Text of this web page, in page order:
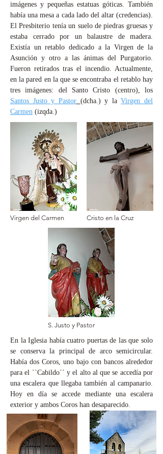
imágenes y pequeñas estatuas góticas. También
había una mesa a cada lado del altar (credencias).
El Presbiterio tenía un suelo de piedras gruesas y
estaba cerrado por un balaustre de madera.
Existía un retablo dedicado a la Virgen de la
Asunción y otro a las ánimas del Purgatorio.
Fueron retirados tras el incendio. Actualmente,
en la pared en la que se encontraba el retablo hay
tres imágenes: del Santo Cristo (centro), los
Santos Justo y Pastor (dcha.) y laVirgen del
Carmen (izqda.)
Virgen del Carmen Cristo en la Cruz
S. Justo y Pastor
En la Iglesia había cuatro puertas de las que solo
se conserva la principal de arco semicircular.
Había dos Coros, uno bajo con bancos alrededor
para el ``Cabildo´´ y el alto al que se accedía por
una escalera que llegaba también al campanario.
Hoy en día se accede mediante una escalera
exterior y ambos Coros han desaparecido.